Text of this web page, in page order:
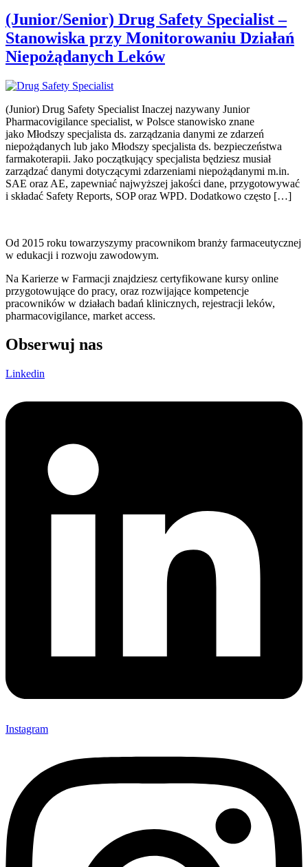
(Junior/Senior) Drug Safety Specialist –
Stanowiska przy Monitorowaniu Działań
Niepożądanych Leków
(Junior) Drug Safety Specialist Inaczej nazywany Junior
Pharmacovigilance specialist, w Polsce stanowisko znane
jako Młodszy specjalista ds. zarządzania danymi ze zdarzeń
niepożądanych lub jako Młodszy specjalista ds. bezpieczeństwa
farmakoterapii. Jako początkujący specjalista będziesz musiał
zarządzać danymi dotyczącymi zdarzeniami niepożądanymi m.in.
SAE oraz AE, zapewniać najwyższej jakości dane, przygotowywać
i składać Safety Reports, SOP oraz WPD. Dodatkowo często […]
Od 2015 roku towarzyszymy pracownikom branży farmaceutycznej
w edukacji i rozwoju zawodowym.
Na Karierze w Farmacji znajdziesz certyfikowane kursy online
przygotowujące do pracy, oraz rozwijające kompetencje
pracowników w działach badań klinicznych, rejestracji leków,
pharmacovigilance, market access.
Obserwuj nas
Linkedin
Instagram